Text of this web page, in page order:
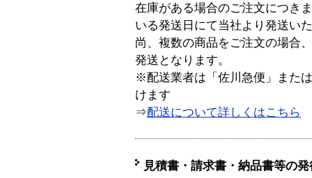
在庫がある場合のご注文につき
いる発送日にて当社より発送い
尚、複数の商品をご注文の場合
発送となります。
※配送業者は「佐川急便」また
けます
⇒配送について詳しくはこちら
見積書・請求書・納品書等の